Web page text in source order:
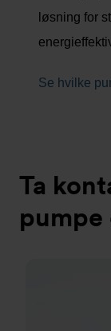
løsning for
Se hvilke
Ta
pumpe